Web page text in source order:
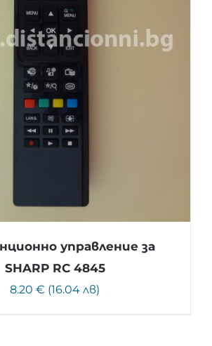
управление за
SHARP RC 4845
8.20 € (16.04 лв)